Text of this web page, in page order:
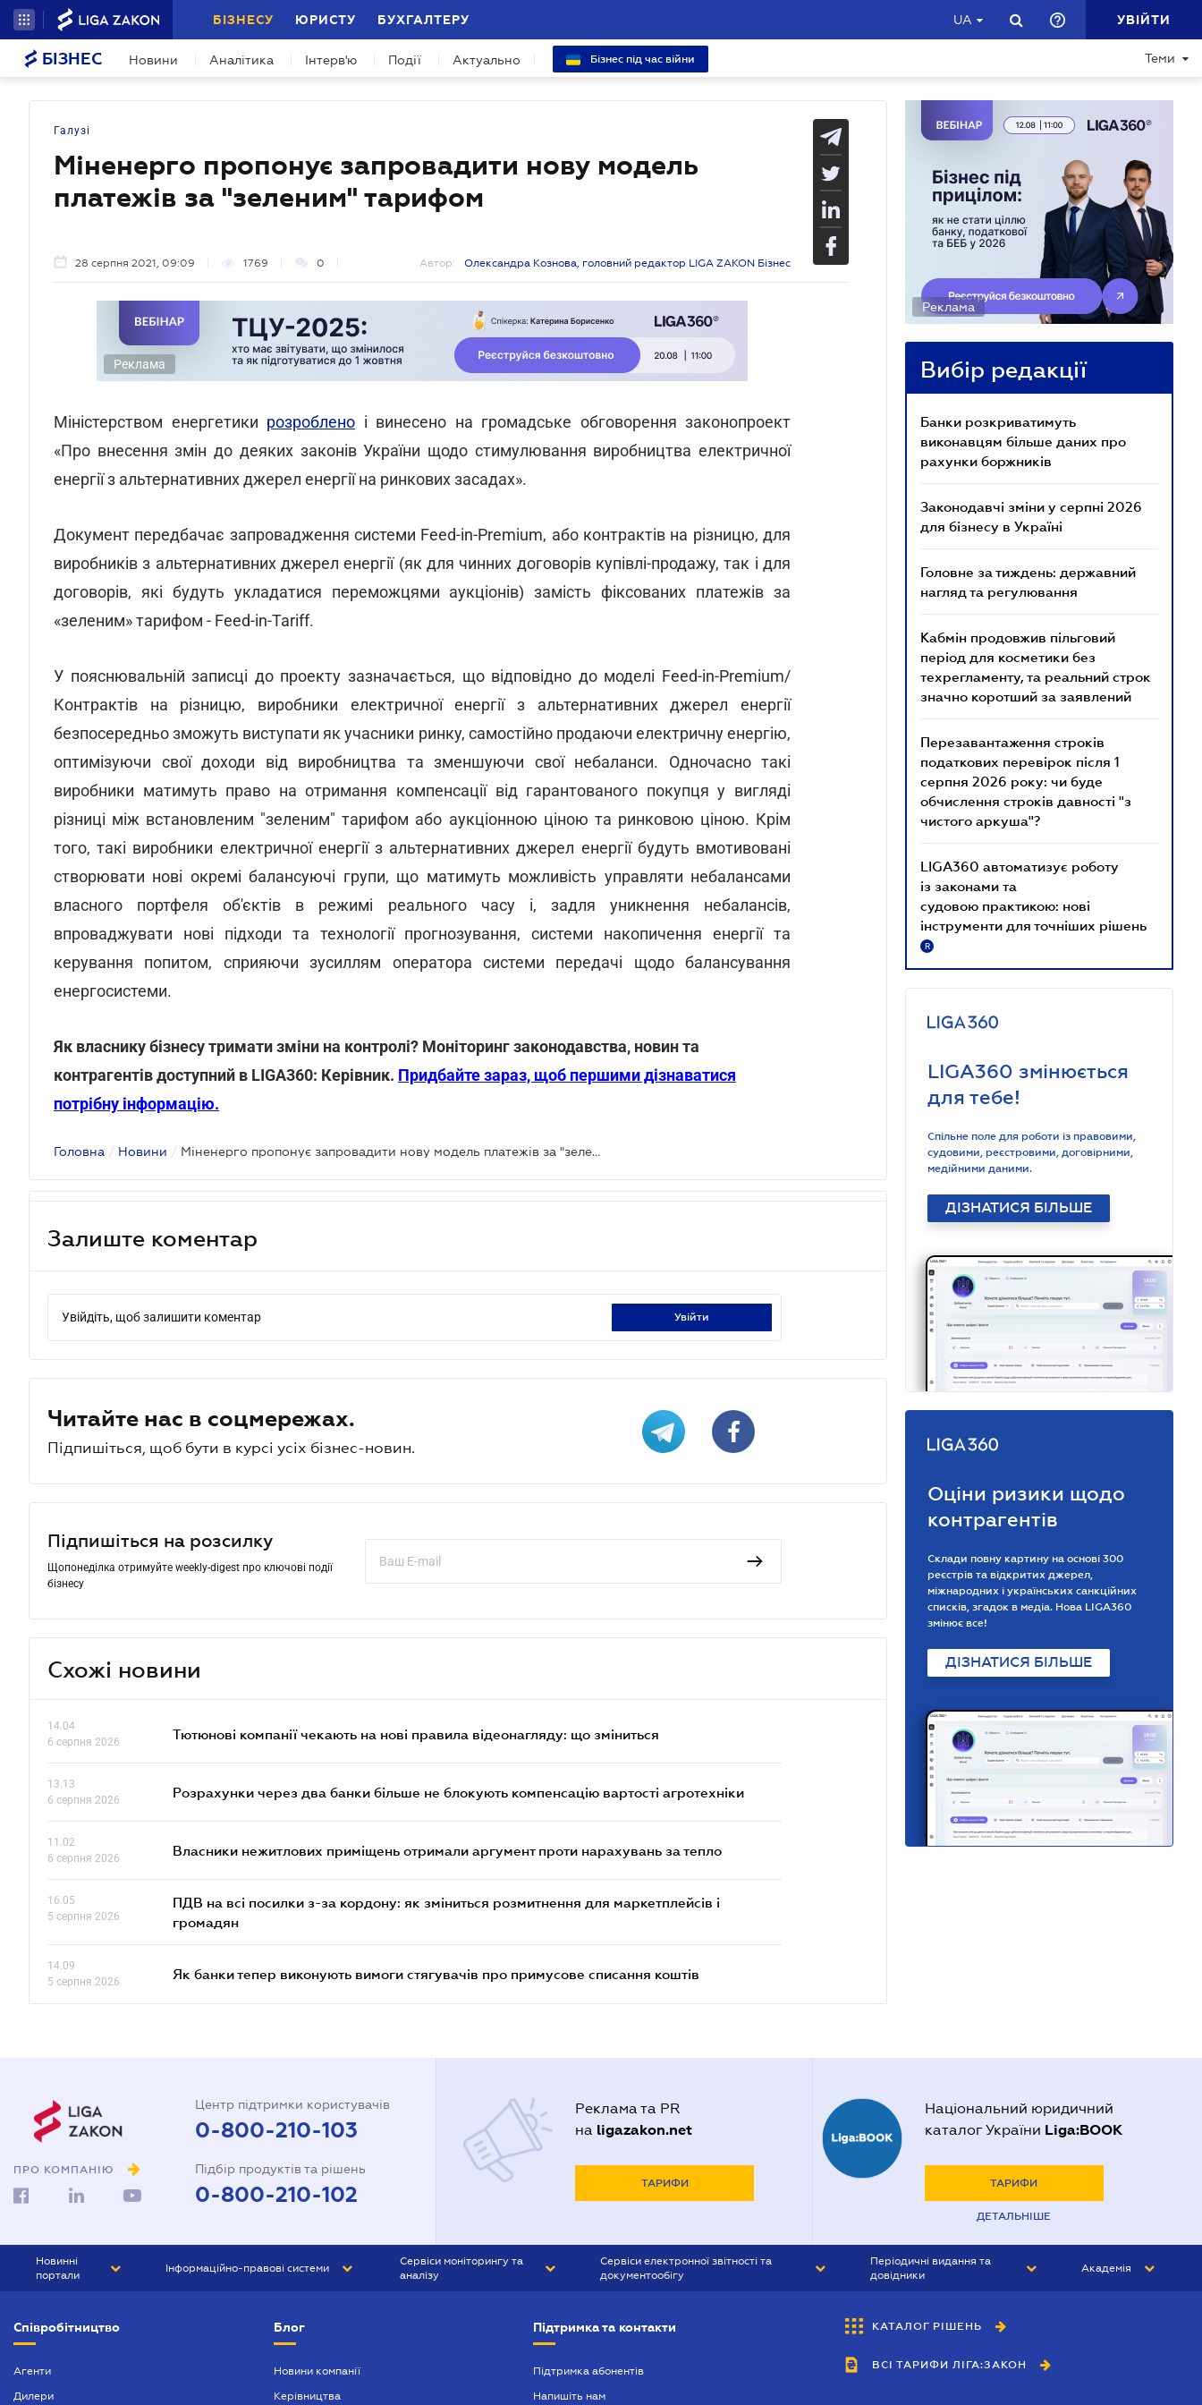
БІЗНЕСУ ЮРИСТУ БУХГАЛТЕРУ UA УВІЙТИ
БІЗНЕС Новини Аналітика Інтерв'ю Події Актуально Бізнес під час війни Теми
Галузі
Міненерго пропонує запровадити нову модель
платежів за "зеленим" тарифом
28 серпня 2021, 09:09 1769 0 Автор: Олександра Кознова, головний редактор LIGA ZAKON Бізнес
Реклама
Міністерством енергетики розроблено і винесено на громадське обговорення законопроект
«Про внесення змін до деяких законів України щодо стимулювання виробництва електричної
енергії з альтернативних джерел енергії на ринкових засадах».
Документ передбачає запровадження системи Feed-in-Premium, або контрактів на різницю, для
виробників з альтернативних джерел енергії (як для чинних договорів купівлі-продажу, так і для
договорів, які будуть укладатися переможцями аукціонів) замість фіксованих платежів за
«зеленим» тарифом - Feed-in-Tariff.
У пояснювальній записці до проекту зазначається, що відповідно до моделі Feed-in-Premium/
Контрактів на різницю, виробники електричної енергії з альтернативних джерел енергії
безпосередньо зможуть виступати як учасники ринку, самостійно продаючи електричну енергію,
оптимізуючи свої доходи від виробництва та зменшуючи свої небаланси. Одночасно такі
виробники матимуть право на отримання компенсації від гарантованого покупця у вигляді
різниці між встановленим "зеленим" тарифом або аукціонною ціною та ринковою ціною. Крім
того, такі виробники електричної енергії з альтернативних джерел енергії будуть вмотивовані
створювати нові окремі балансуючі групи, що матимуть можливість управляти небалансами
власного портфеля об'єктів в режимі реального часу і, задля уникнення небалансів,
впроваджувати нові підходи та технології прогнозування, системи накопичення енергії та
керування попитом, сприяючи зусиллям оператора системи передачі щодо балансування
енергосистеми.
Як власнику бізнесу тримати зміни на контролі? Моніторинг законодавства, новин та
контрагентів доступний в LIGA360: Керівник. Придбайте зараз, щоб першими дізнаватися
потрібну інформацію.
Головна / Новини / Міненерго пропонує запровадити нову модель платежів за "зеленим" тарифом
Залиште коментар
Увійдіть, щоб залишити коментар увійти
Читайте нас в соцмережах.
Підпишіться, щоб бути в курсі усіх бізнес-новин.
Підпишіться на розсилку
Щопонеділка отримуйте weekly-digest про ключові події
бізнесу
Схожі новини
14.04
6 серпня 2026
Тютюнові компанії чекають на нові правила відеонагляду: що зміниться
13.13
6 серпня 2026
Розрахунки через два банки більше не блокують компенсацію вартості агротехніки
11.02
6 серпня 2026
Власники нежитлових приміщень отримали аргумент проти нарахувань за тепло
16.05
5 серпня 2026
ПДВ на всі посилки з-за кордону: як зміниться розмитнення для маркетплейсів і
громадян
14.09
5 серпня 2026
Як банки тепер виконують вимоги стягувачів про примусове списання коштів
Реклама
Вибір редакції
Банки розкриватимуть
виконавцям більше даних про
рахунки боржників
Законодавчі зміни у серпні 2026
для бізнесу в Україні
Головне за тиждень: державний
нагляд та регулювання
Кабмін продовжив пільговий
період для косметики без
техрегламенту, та реальний строк
значно коротший за заявлений
Перезавантаження строків
податкових перевірок після 1
серпня 2026 року: чи буде
обчислення строків давності "з
чистого аркуша"?
LIGA360 автоматизує роботу
із законами та
судовою практикою: нові
інструменти для точніших рішень
R
LIGA360 змінюється
для тебе!
Спільне поле для роботи із правовими,
судовими, реєстровими, договірними,
медійними даними.
ДІЗНАТИСЯ БІЛЬШЕ
Оціни ризики щодо
контрагентів
Склади повну картину на основі 300
реєстрів та відкритих джерел,
міжнародних і українських санкційних
списків, згадок в медіа. Нова LIGA360
змінює все!
ДІЗНАТИСЯ БІЛЬШЕ
ПРО КОМПАНІЮ
Центр підтримки користувачів
0-800-210-103
Підбір продуктів та рішень
0-800-210-102
Реклама та PR
на ligazakon.net
ТАРИФИ
Національний юридичний
каталог України Liga:BOOK
ТАРИФИ
ДЕТАЛЬНІШЕ
Новинні
портали
БІЗНЕС
Інформаційно-правові системи
БУХГАЛТЕР ПРОФ
Сервіси моніторингу та
аналізу
Сервіси електронної звітності та
документообігу
Періодичні видання та
довідники
БУХГАЛТЕР&ЗАКОН
ВІСНИК МСФЗ
Академія
Співробітництво
Агенти
Дилери
Блог
Новини компанії
Керівництва
Підтримка та контакти
Підтримка абонентів
Напишіть нам
КАТАЛОГ РІШЕНЬ
ВСІ ТАРИФИ ЛІГА:ЗАКОН